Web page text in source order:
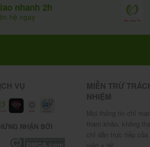
và dưỡng ẩm cho da.
nghị sử dụng kem chống nắng
nhanh 2h
hệ ngay
VỤ
NHẬN BỞI
MIỄN TRỪ
NHIỆM
Mọi thông tin chỉ
tham khảo, không
chỉ dẫn trực tiếp của